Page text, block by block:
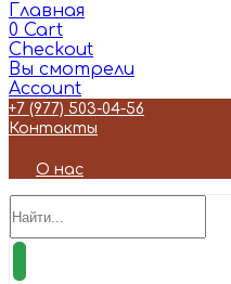
Главная
0 Cart
Checkout
Вы смотрели
Account
+7 (977) 503-04-56
Контакты
О нас